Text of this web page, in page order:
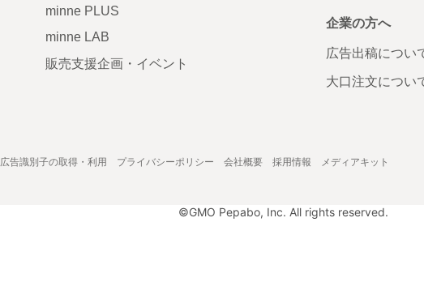
minne PLUS
minne LAB
販売支援企画・イベント
企業の方へ
広告出稿につい
大口注文につい
広告識別子の取得・利用 プライバシーポリシー 会社概要 採用情報 メディアキット
©GMO Pepabo, Inc. All rights reserved.